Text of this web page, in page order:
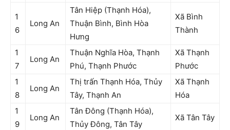
1
6
Long An
Tân Hiệp (Thạnh Hóa),
Thuận Bình, Bình Hòa
Hưng
Xã Bình
Thành
1
7
Long An
Thuận Nghĩa Hòa, Thạnh
Phú, Thạnh Phước
Xã Thạnh
Phước
1
8
Long An
Thị trấn Thạnh Hóa, Thủy
Tây, Thạnh An
Xã Thạnh
Hóa
1
9
Long An
Tân Đông (Thạnh Hóa),
Thủy Đông, Tân Tây
Xã Tân Tây